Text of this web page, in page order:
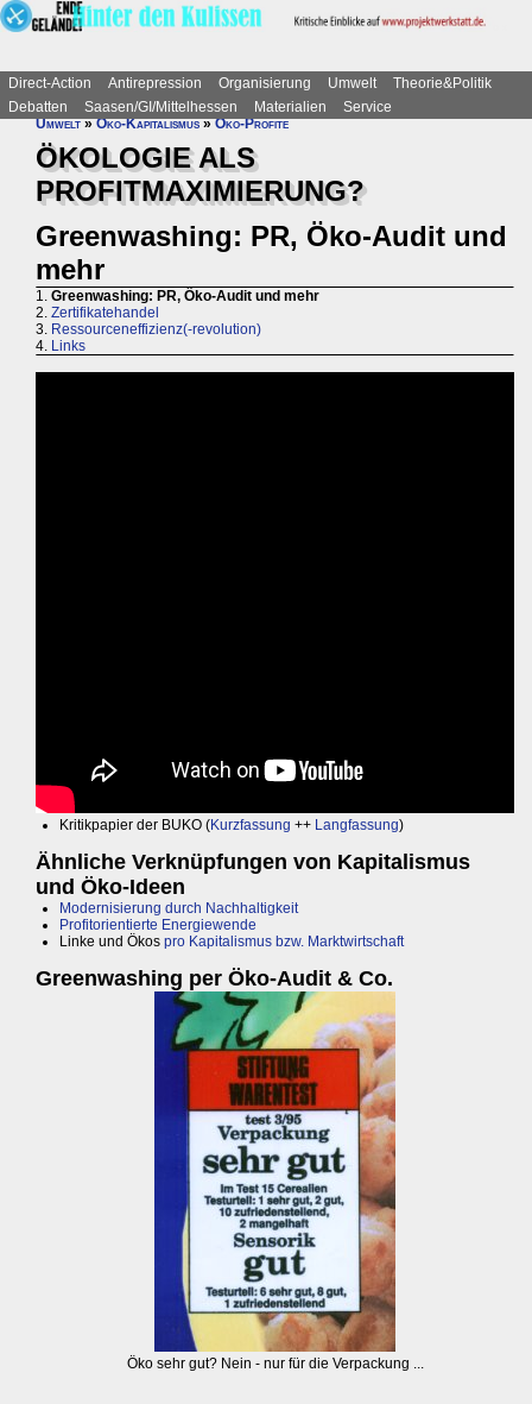
Direct-Action Antirepression Organisierung Umwelt
Theorie&Politik
Debatten
Saasen/GI/Mittelhessen Materialien
Service
Umwelt»Öko-Kapitalismus»Öko-Profite
ÖKOLOGIE ALS
PROFITMAXIMIERUNG?
Greenwashing: PR, Öko-Audit und
mehr
1. Greenwashing: PR, Öko-Audit und mehr
2. Zertifikatehandel
3. Ressourceneffizienz(-revolution)
4. Links
Kritikpapier der BUKO (Kurzfassung ++ Langfassung)
Ähnliche Verknüpfungen von Kapitalismus
und Öko-Ideen
Modernisierung durch Nachhaltigkeit
Profitorientierte Energiewende
Linke und Ökos pro Kapitalismus bzw. Marktwirtschaft
Greenwashing per Öko-Audit & Co.
Öko sehr gut? Nein - nur für die Verpackung ...